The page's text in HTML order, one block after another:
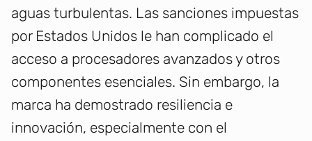
aguas turbulentas. Las sanciones impuestas
por Estados Unidos le han complicado el
acceso a procesadores avanzados y otros
componentes esenciales. Sin embargo, la
marca ha demostrado resiliencia e
innovación, especialmente con el